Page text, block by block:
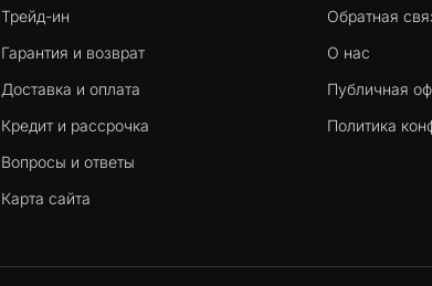
Трейд-ин
Гарантия и возврат
Доставка и оплата
Кредит и рассрочка
Вопросы и ответы
Карта сайта
Обратная
О нас
Публичная
Политика